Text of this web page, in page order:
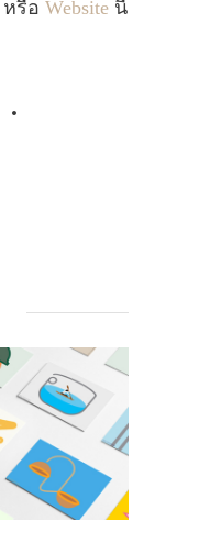
หรือ Website นี้